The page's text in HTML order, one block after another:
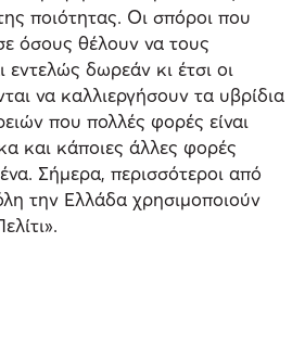
ποιότητας. Οι σπόροι που
όσους θέλουν να τους
εντελώς δωρεάν κι έτσι οι
να καλλιεργήσουν τα υβρίδια
που πολλές φορές είναι
και κάποιες άλλες φορές
Σήμερα, περισσότεροι από
την Ελλάδα χρησιμοποιούν